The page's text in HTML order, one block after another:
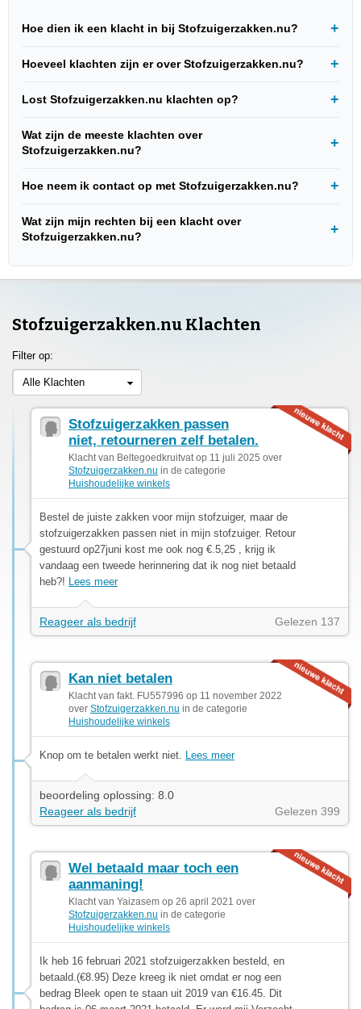
Hoe dien ik een klacht in bij Stofzuigerzakken.nu?
Hoeveel klachten zijn er over Stofzuigerzakken.nu?
Lost Stofzuigerzakken.nu klachten op?
Wat zijn de meeste klachten over
Stofzuigerzakken.nu?
Hoe neem ik contact op met Stofzuigerzakken.nu?
Wat zijn mijn rechten bij een klacht over
Stofzuigerzakken.nu?
Stofzuigerzakken.nu Klachten
Filter op:
Alle Klachten
Stofzuigerzakken passen
niet, retourneren zelf betalen.
Klacht van Beltegoedkruitvat op 11 juli 2025 over
Stofzuigerzakken.nu in de categorie
Huishoudelijke winkels
Bestel de juiste zakken voor mijn stofzuiger, maar de
stofzuigerzakken passen niet in mijn stofzuiger. Retour
gestuurd op27juni kost me ook nog €.5,25 , krijg ik
vandaag een tweede herinnering dat ik nog niet betaald
heb?! Lees meer
Reageer als bedrijf Gelezen 137
Kan niet betalen
Klacht van fakt. FU557996 op 11 november 2022
over Stofzuigerzakken.nu in de categorie
Huishoudelijke winkels
Knop om te betalen werkt niet. Lees meer
beoordeling oplossing: 8.0
Reageer als bedrijf
Gelezen 399
Wel betaald maar toch een
aanmaning!
Klacht van Yaizasem op 26 april 2021 over
Stofzuigerzakken.nu in de categorie
Huishoudelijke winkels
Ik heb 16 februari 2021 stofzuigerzakken besteld, en
betaald.(€8.95) Deze kreeg ik niet omdat er nog een
bedrag Bleek open te staan uit 2019 van €16.45. Dit